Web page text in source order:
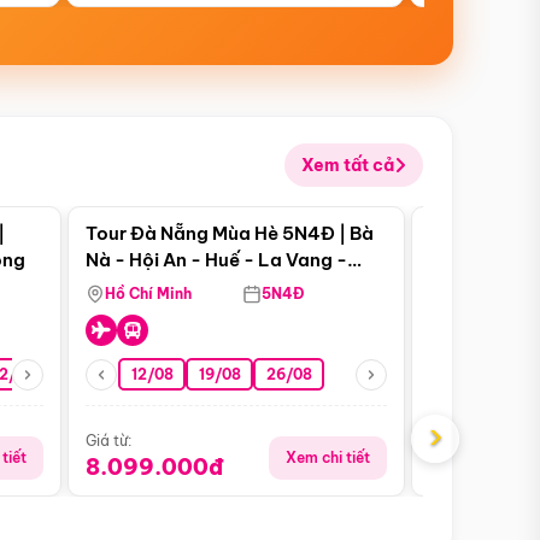
Xem tất cả
08 26/08 05/09 09/09 12/09
tiết
Điểm nổi bật
Tour Đà Nẵng Mùa Hè 5N4Đ | Bà
Nà - Hội An - Huế - La Vang -
Động Thiên Đường
Hồ Chí Minh 5N4Đ
12/08 19/08 26/08
Giá từ:
8.099.000đ Xem chi tiết
Giá từ:
›